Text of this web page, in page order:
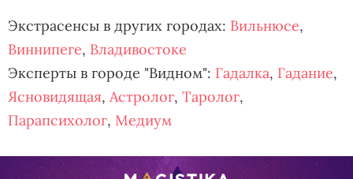
Экстрасенсы в других городах: Вильнюсе,
Виннипеге, Владивостоке
Эксперты в городе "Видном": Гадалка, Гадание,
Ясновидящая, Астролог, Таролог,
Парапсихолог, Медиум